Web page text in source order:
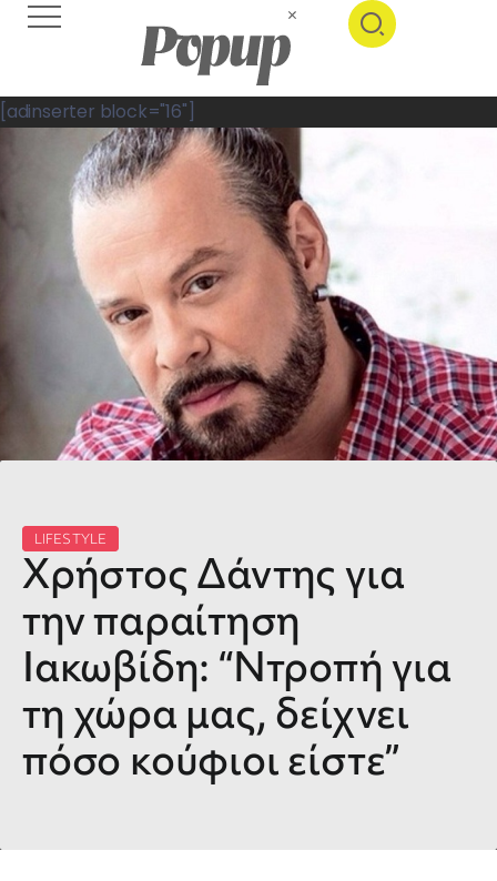
[adinserter block="16"]
LIFESTYLE
Χρήστος Δάντης για
την παραίτηση
Ιακωβίδη: “Ντροπή για
τη χώρα μας, δείχνει
πόσο κούφιοι είστε”